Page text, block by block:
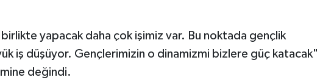
yapacak daha çok işimiz var. Bu noktada gençlik
iş düşüyor. Gençlerimizin o dinamizmi bizlere güç katacak"
değindi.